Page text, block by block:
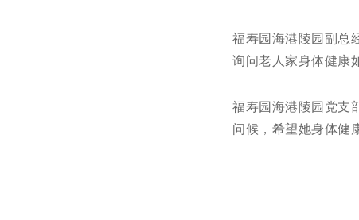
福寿园海港陵园副总
询问老人家身体健康
福寿园海港陵园党支
问候，希望她身体健